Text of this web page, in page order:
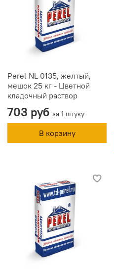
Perel NL 0135, желтый,
мешок 25 кг - Цветной
кладочный раствор
703 руб за 1 штуку
В корзину